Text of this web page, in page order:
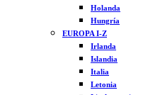
Holanda
Hungría
EUROPA I-Z
Irlanda
Islandia
Italia
Letonia